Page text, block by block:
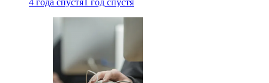
4 года спустя 1 год спустя